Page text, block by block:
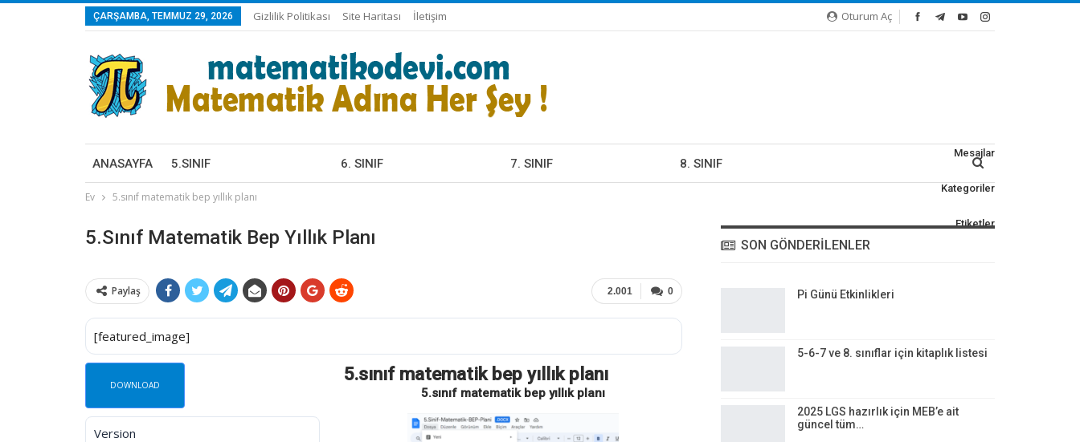
Oturum Aç
ÇARŞAMBA, TEMMUZ 29, 2026 Gizlilik Politikası Site Haritası İletişim
ANASAYFA
5.SINIF
KONU ANLATIMLARI
BECERI TEMELLI SORULAR
KAZANIM TESTLERI
OYUNLAR
6. SINIF
BECERI TEMELLI SORULAR
OYUNLAR
7. SINIF
8. SINIF
KAZANIM TESTLERI
ONLINE TEST VE ETKINLIKLER
HEPSI
LGS
Mesajlar
Kategoriler
Etiketler
Ev 5.sınıf matematik bep yıllık planı
5.sınıf Matematik Bep Yıllık Planı
0
2.001
Paylaş
[featured_image]
DOWNLOAD
Version
5.sınıf matematik bep yıllık planı
5.sınıf matematik bep yıllık planı
SON GÖNDERILENLER
Pi Günü Etkinlikleri
5-6-7 ve 8. sınıflar için kitaplık listesi
2025 LGS hazırlık için MEB’e ait
güncel tüm…